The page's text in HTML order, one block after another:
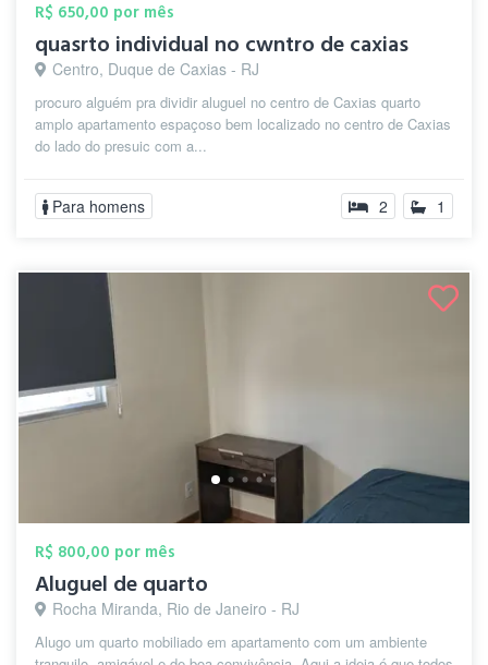
R$ 650,00 por mês
quasrto individual no cwntro de caxias
Centro, Duque de Caxias - RJ
procuro alguém pra dividir aluguel no centro de Caxias quarto
amplo apartamento espaçoso bem localizado no centro de Caxias
do lado do presuic com a...
Para homens 2 1
R$ 800,00 por mês
Aluguel de quarto
Rocha Miranda, Rio de Janeiro - RJ
Alugo um quarto mobiliado em apartamento com um ambiente